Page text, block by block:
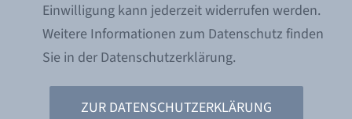
Einwilligung kann jederzeit widerrufen werden.
Weitere Informationen zum Datenschutz finden
Sie in der Datenschutzerklärung.
ZUR DATENSCHUTZERKLÄRUNG